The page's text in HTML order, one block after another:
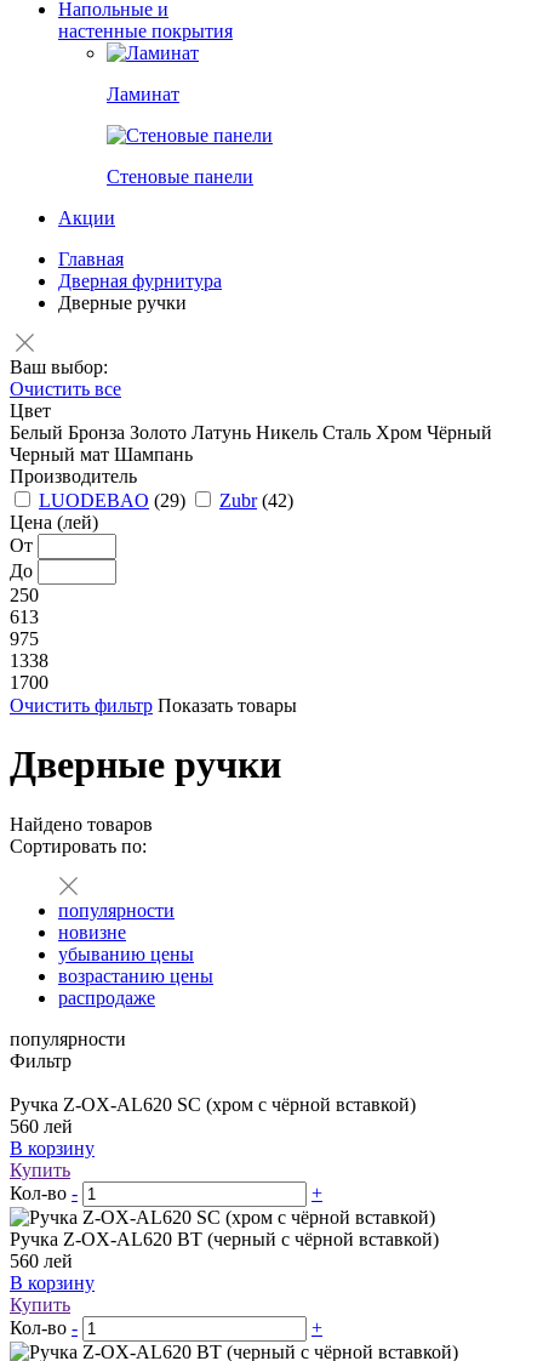
Напольные и
настенные покрытия
Ламинат
Стеновые панели
Акции
Главная
Дверная фурнитура
Дверные ручки
Ваш выбор:
Очистить все
Цвет
Белый Бронза Золото Латунь Никель Сталь Хром Чёрный
Черный мат Шампань
Производитель
LUODEBAO (29) Zubr (42)
Цена (лей)
От
До
250
613
975
1338
1700
Очистить фильтр Показать товары
Дверные ручки
Найдено товаров
Сортировать по:
популярности
новизне
убыванию цены
возрастанию цены
распродаже
популярности
Фильтр
Ручка Z-OX-AL620 SC (хром с чёрной вставкой)
560 лей
В корзину
Купить
Кол-во - +
Ручка Z-OX-AL620 BT (черный с чёрной вставкой)
560 лей
В корзину
Купить
Кол-во - +